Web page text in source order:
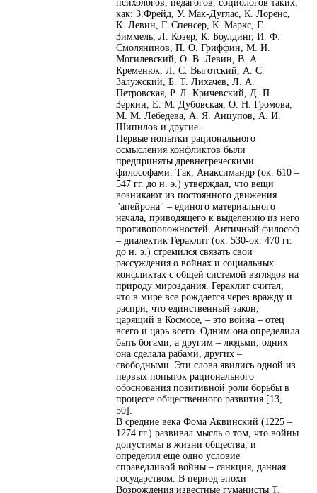
психологов, педагогов, социологов таких,
как: 3.Фрейд, У. Мак-Дуглас, К. Лоренс,
К. Левин, Г. Спенсер, К. Маркс, Г.
Зиммель, Л. Козер, К. Боулдинг, И. Ф.
Смолянинов, П. О. Гриффин, М. И.
Могилевский, О. В. Левин, В. А.
Кременюк, Л. С. Выготский, А. С.
Залужский, Б. Т. Лихачев, Л. А.
Петровская, Р. Л. Кричевский, Д. П.
Зеркин, Е. М. Дубовская, О. Н. Громова,
М. М. Лебедева, А. Я. Анцупов, А. И.
Шипилов и другие.
Первые попытки рационального
осмысления конфликтов были
предприняты древнегреческими
философами. Так, Анаксимандр (ок. 610 –
547 гг. до н. э.) утверждал, что вещи
возникают из постоянного движения
"апейрона" – единого материального
начала, приводящего к выделению из него
противоположностей. Античный философ
– диалектик Гераклит (ок. 530-ок. 470 гг.
до н. э.) стремился связать свои
рассуждения о войнах и социальных
конфликтах с общей системой взглядов на
природу мироздания. Гераклит считал,
что в мире все рождается через вражду и
распри, что единственный закон,
царящий в Космосе, – это война – отец
всего и царь всего. Одним она определила
быть богами, а другим – людьми, одних
она сделала рабами, других –
свободными. Эти слова явились одной из
первых попыток рационального
обоснования позитивной роли борьбы в
процессе общественного развития [13,
50].
В средние века Фома Аквинский (1225 –
1274 гг.) развивал мысль о том, что войны
допустимы в жизни общества, и
определил еще одно условие
справедливой войны – санкция, данная
государством. В период эпохи
Возрождения известные гуманисты Т.